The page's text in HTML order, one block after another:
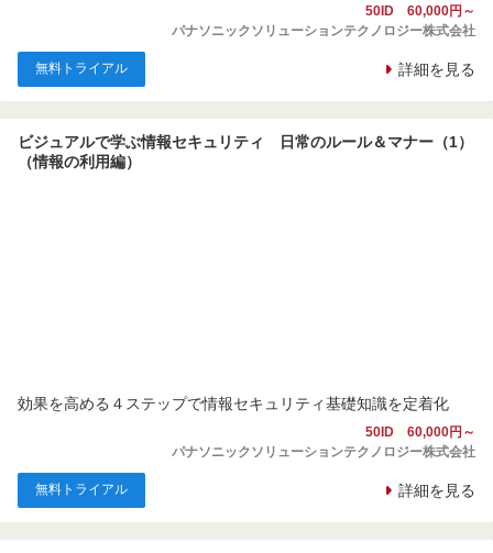
50ID 60,000円～
パナソニックソリューションテクノロジー株式会社
無料トライアル 詳細を見る
ビジュアルで学ぶ情報セキュリティ 日常のルール＆マナー（1）
（情報の利用編）
効果を高める４ステップで情報セキュリティ基礎知識を定着化
50ID 60,000円～
パナソニックソリューションテクノロジー株式会社
無料トライアル 詳細を見る